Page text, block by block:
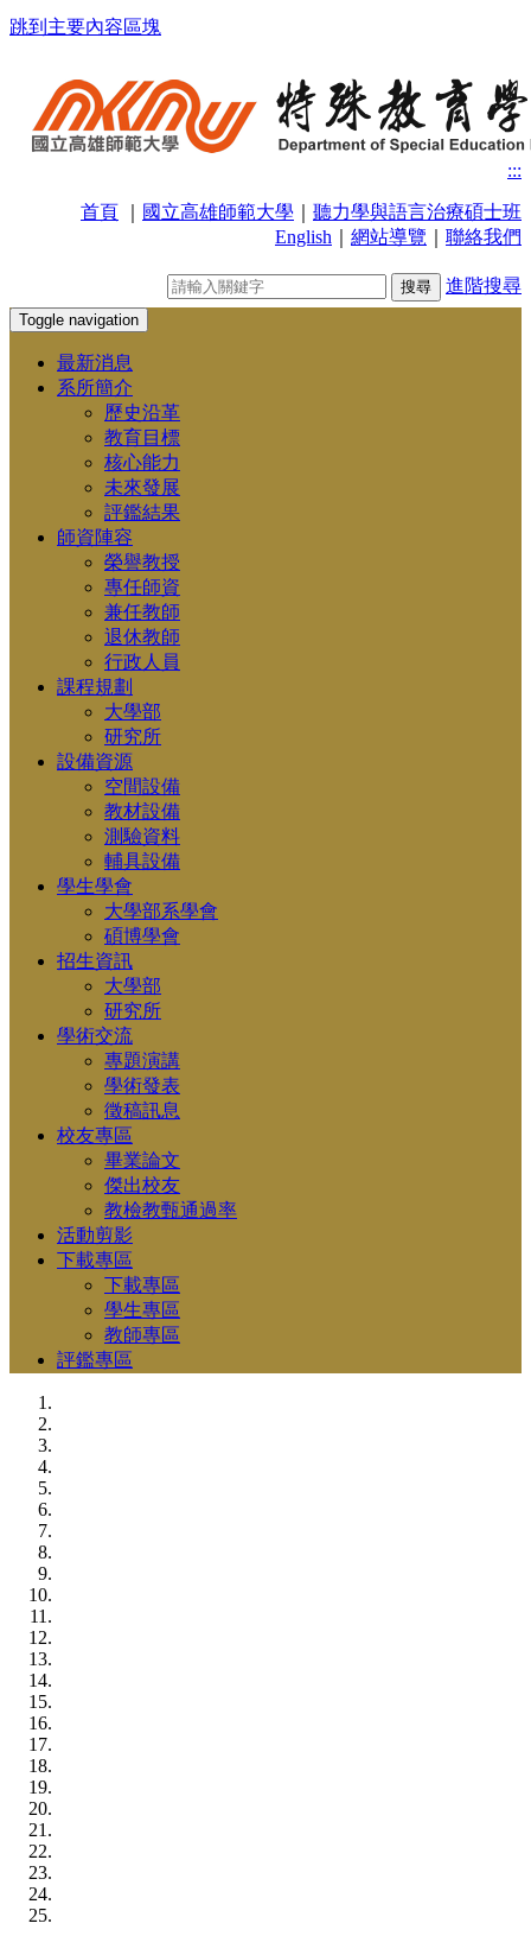
跳到主要內容區塊
:::
首頁 國立高雄師範大學
聽力學與語言治療碩士班
English
網站導覽 聯絡我們
進階搜尋
Toggle navigation
最新消息
系所簡介
歷史沿革
教育目標
核心能力
未來發展
評鑑結果
師資陣容
榮譽教授
專任師資
兼任教師
退休教師
行政人員
課程規劃
大學部
研究所
設備資源
空間設備
教材設備
測驗資料
輔具設備
學生學會
大學部系學會
碩博學會
招生資訊
大學部
研究所
學術交流
專題演講
學術發表
徵稿訊息
校友專區
畢業論文
傑出校友
教檢教甄通過率
活動剪影
下載專區
下載專區
學生專區
教師專區
評鑑專區